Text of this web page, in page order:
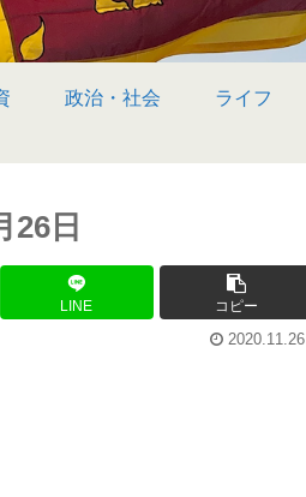
政治・社会 ライフ
26日
LINE コピー
2020.11.26